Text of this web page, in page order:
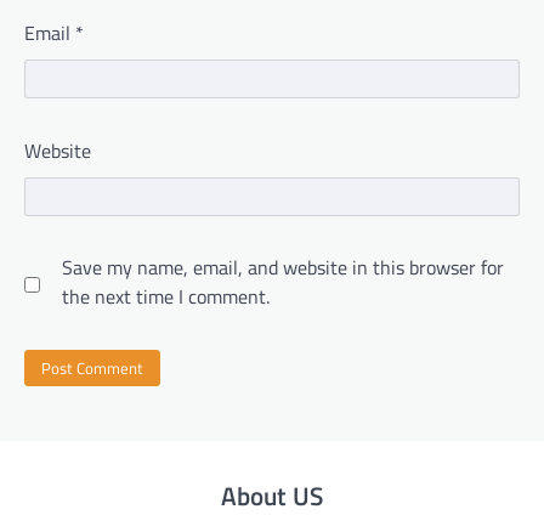
Email *
Website
Save my name, email, and website in this browser for
the next time I comment.
About US